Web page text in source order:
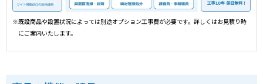
※既設商品や設置状況によっては別途オプション工事費が必要です。詳しくはお見積り時
にご案内いたします。